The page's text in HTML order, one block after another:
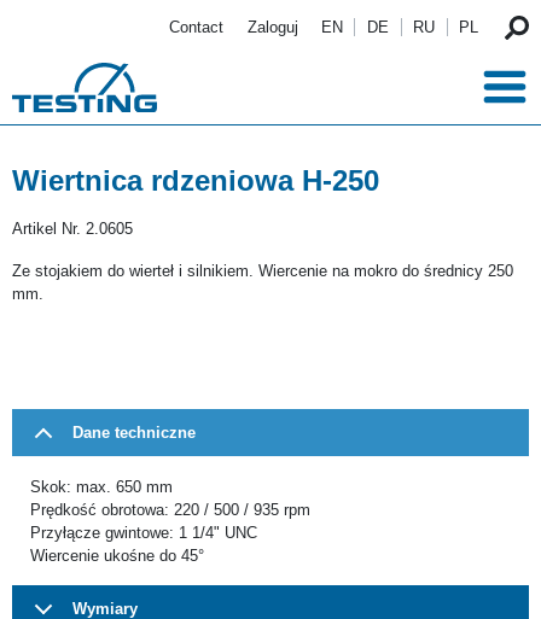
Contact Zaloguj EN DE RU PL
Wiertnica rdzeniowa H-250
Artikel Nr. 2.0605
Ze stojakiem do wierteł i silnikiem. Wiercenie na mokro do średnicy 250
mm.
Dane techniczne
Skok: max. 650 mm
Prędkość obrotowa: 220 / 500 / 935 rpm
Przyłącze gwintowe: 1 1/4" UNC
Wiercenie ukośne do 45°
Wymiary